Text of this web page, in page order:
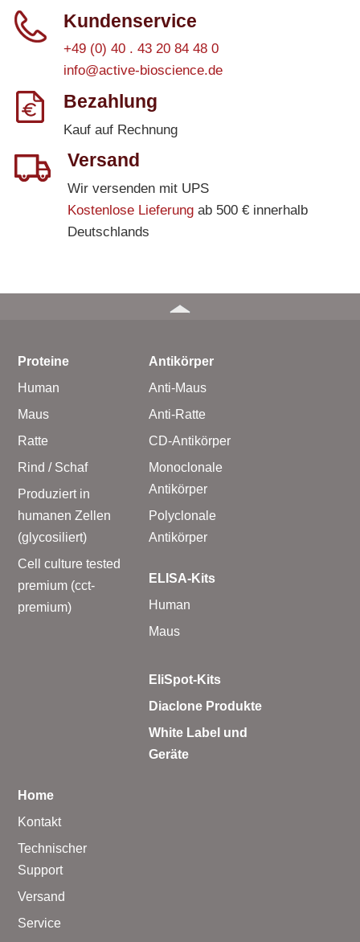
Kundenservice
+49 (0) 40 . 43 20 84 48 0
info@active-bioscience.de
Bezahlung
Kauf auf Rechnung
Versand
Wir versenden mit UPS
Kostenlose Lieferungab 500 € innerhalb
Deutschlands
Proteine
Human
Maus
Ratte
Rind / Schaf
Produziert in
humanen Zellen
(glycosiliert)
Cell culture tested
premium (cct-
premium)
Antikörper
Anti-Maus
Anti-Ratte
CD-Antikörper
Monoclonale
Antikörper
Polyclonale
Antikörper
ELISA-Kits
Human
Maus
EliSpot-Kits
Diaclone Produkte
White Label und
Geräte
Home
Kontakt
Technischer
Support
Versand
Service